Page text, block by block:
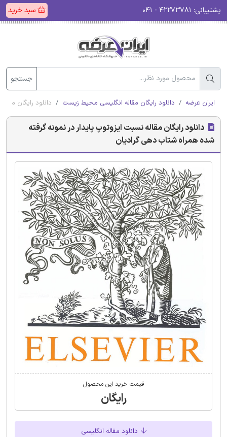
پشتیبانی: سبد خرید
جستجو
ایران عرضه دانلود رایگان مقاله انگلیسی محیط زیست دانلود رایگان
دانلود رایگان مقاله نسبت ایزوتوپ پایدار در نمونه گرفته
شده همراه شتاب دهی گرادیان
قیمت خرید این محصول
رایگان
دانلود مقاله انگلیسی